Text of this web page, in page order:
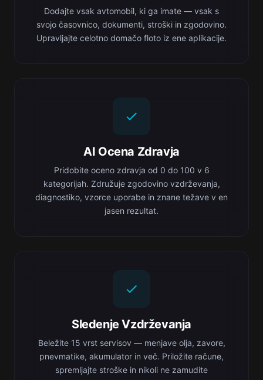
Dodajte vsak avtomobil, ki ga imate — vsak s
svojo časovnico, dokumenti, stroški in zgodovino.
Upravljajte celotno domačo floto iz ene aplikacije.
AI Ocena Zdravja
Pridobite oceno zdravja od 0 do 100 v 6
kategorijah. Združuje zgodovino vzdrževanja,
diagnostiko, vzorce uporabe in znane težave v en
jasen rezultat.
Sledenje Vzdrževanja
Beležite 15 vrst servisov — menjave olja, zavore,
pnevmatike, akumulator in več. Priložite račune,
spremljajte stroške in nikoli ne zamudite